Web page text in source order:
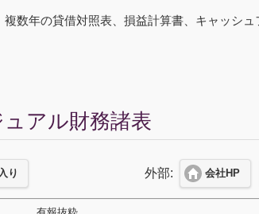
数年の貸借対照表、損益計算書、キャッシ
アル財務諸表
り 外部: 会社HP